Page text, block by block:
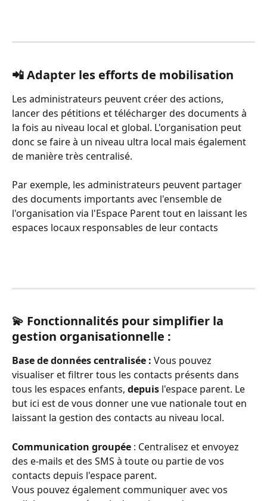
📲 Adapter les efforts de mobilisation
Les administrateurs peuvent créer des actions,
lancer des pétitions et télécharger des documents à
la fois au niveau local et global. L'organisation peut
donc se faire à un niveau ultra local mais également
de manière très centralisé.
Par exemple, les administrateurs peuvent partager
des documents importants avec l'ensemble de
l'organisation via l'Espace Parent tout en laissant les
espaces locaux responsables de leur contacts
💫 Fonctionnalités pour simplifier la
gestion organisationnelle :
Base de données centralisée : Vous pouvez
visualiser et filtrer tous les contacts présents dans
tous les espaces enfants, depuis l'espace parent. Le
but ici est de vous donner une vue nationale tout en
laissant la gestion des contacts au niveau local.
Communication groupée : Centralisez et envoyez
des e-mails et des SMS à toute ou partie de vos
contacts depuis l'espace parent.
Vous pouvez également communiquer avec vos